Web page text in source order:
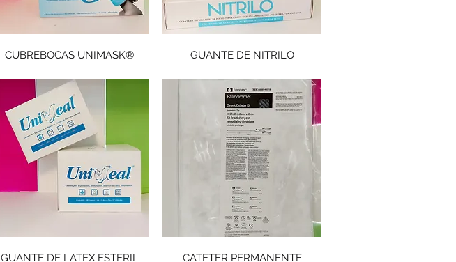
CUBREBOCAS UNIMASK® GUANTE DE NITRILO
GUANTE DE LATEX ESTERIL CATETER PERMANENTE